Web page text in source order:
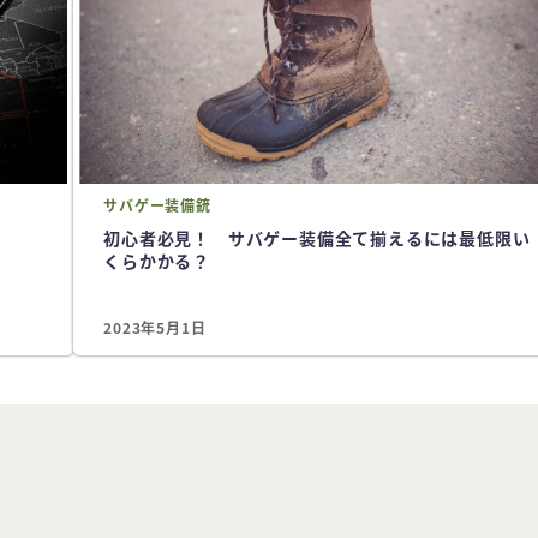
サバゲー装備銃
初心者必見！ サバゲー装備全て揃えるには最低限い
くらかかる？
2023年5月1日